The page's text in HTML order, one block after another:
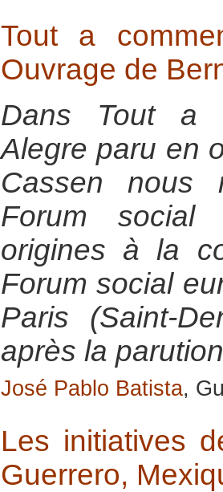
Tout a
Ouvrage de
Dans Tout a
Alegre paru en
Cassen nous
Forum
origines à la
Forum social
Paris (Saint-
après la
José Pablo Batista,
Les initiatives
Guerrero,